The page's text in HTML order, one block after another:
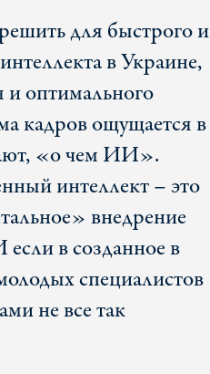
для быстрого и
в Украине,
и оптимального
кадров ощущается в
«о чем ИИ».
интеллект – это
внедрение
в созданное в
специалистов
не все так